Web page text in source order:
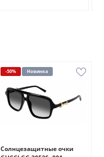
-50% Новинка
Солнцезащитные очки